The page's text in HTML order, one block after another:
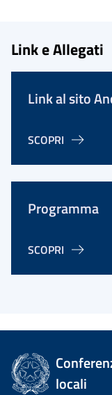
Link e Allegati
Link al sito
SCOPRI
Programma
SCOPRI
locali